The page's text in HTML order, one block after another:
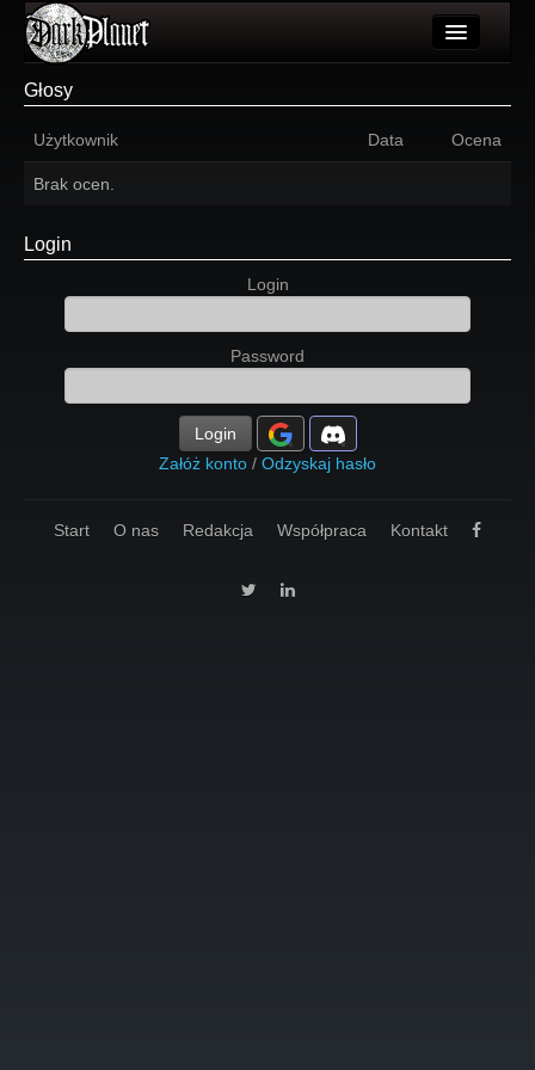
Wydarzenia
Forum
Głosy
Użytkownik Data Ocena
Brak ocen.
Login
Login
Password
Login
Załóż konto / Odzyskaj hasło
Start O nas Redakcja Współpraca Kontakt